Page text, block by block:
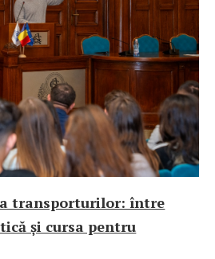
transporturilor: între
și cursa pentru